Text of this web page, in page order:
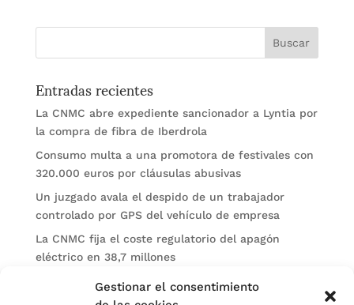
Gestionar el consentimiento
Entradas recientes
La CNMC abre expediente sancionador a Lyntia por
la compra de fibra de Iberdrola
Consumo multa a una promotora de festivales con
320.000 euros por cláusulas abusivas
Un juzgado avala el despido de un trabajador
controlado por GPS del vehículo de empresa
La CNMC fija el coste regulatorio del apagón
eléctrico en 38,7 millones
El BOE publica sanciones de la CNMV a Soltec y